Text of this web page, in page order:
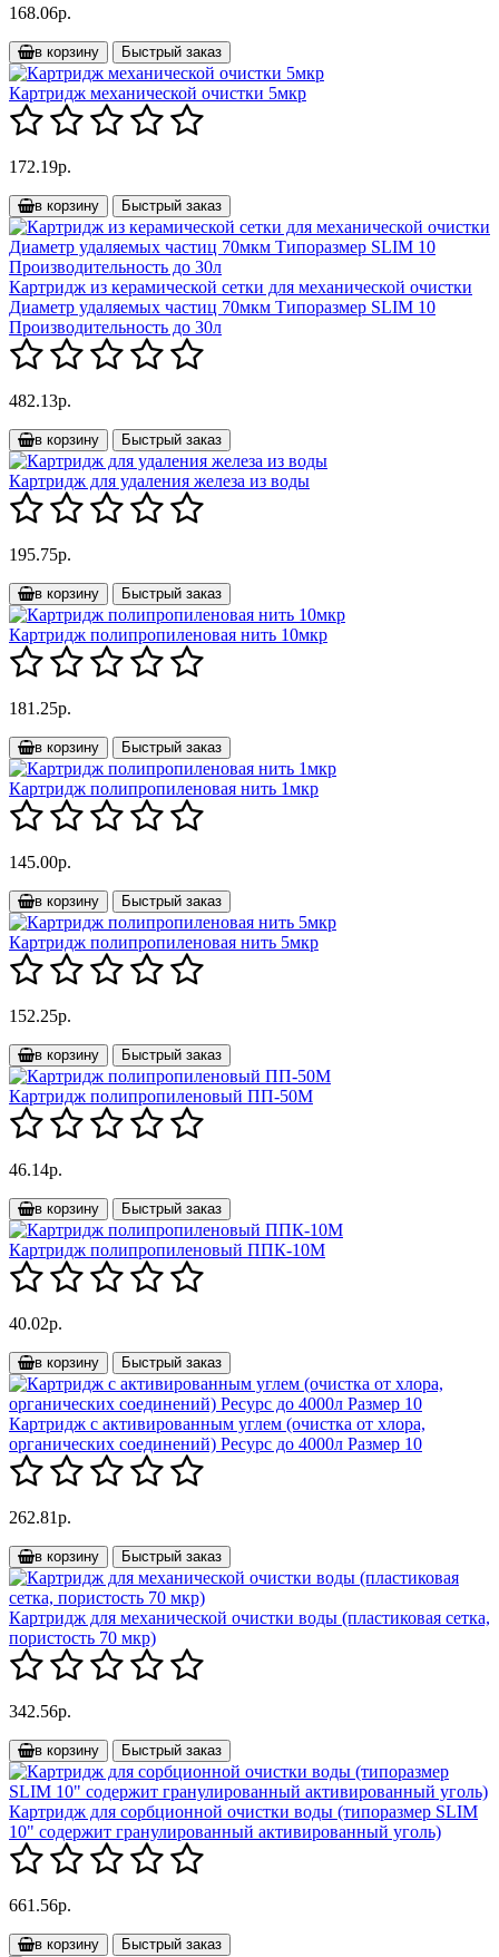
168.06р.
в корзину Быстрый заказ
Картридж механической очистки 5мкр
172.19р.
в корзину Быстрый заказ
Картридж из керамической сетки для механической очистки
Диаметр удаляемых частиц 70мкм Типоразмер SLIM 10
Производительность до 30л
482.13р.
в корзину Быстрый заказ
Картридж для удаления железа из воды
195.75р.
в корзину Быстрый заказ
Картридж полипропиленовая нить 10мкр
181.25р.
в корзину Быстрый заказ
Картридж полипропиленовая нить 1мкр
145.00р.
в корзину Быстрый заказ
Картридж полипропиленовая нить 5мкр
152.25р.
в корзину Быстрый заказ
Картридж полипропиленовый ПП-50М
46.14р.
в корзину Быстрый заказ
Картридж полипропиленовый ППК-10М
40.02р.
в корзину Быстрый заказ
Картридж с активированным углем (очистка от хлора,
органических соединений) Ресурс до 4000л Размер 10
262.81р.
в корзину Быстрый заказ
Картридж для механической очистки воды (пластиковая сетка,
пористость 70 мкр)
342.56р.
в корзину Быстрый заказ
Картридж для сорбционной очистки воды (типоразмер SLIM
10" содержит гранулированный активированный уголь)
661.56р.
в корзину Быстрый заказ